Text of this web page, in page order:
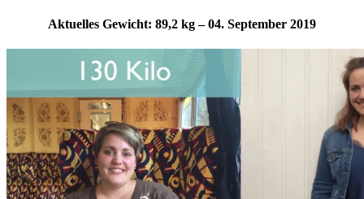
Aktuelles Gewicht: 89,2 kg – 04. September 2019